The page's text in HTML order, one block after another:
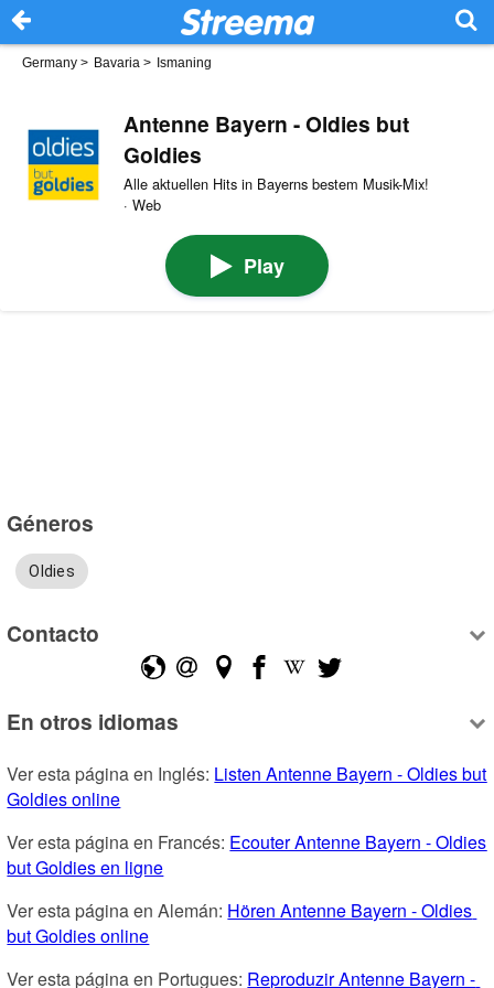
Germany > Bavaria > Ismaning
Antenne Bayern - Oldies but
Goldies
Alle aktuellen Hits in Bayerns bestem Musik-Mix!
· Web
Play
Géneros
Oldies
Contacto
En otros idiomas
Ver esta página en Inglés: Listen Antenne Bayern - Oldies but
Goldies online
Ver esta página en Francés: Ecouter Antenne Bayern - Oldies
but Goldies en ligne
Ver esta página en Alemán: Hören Antenne Bayern - Oldies
but Goldies online
Ver esta página en Portugues: Reproduzir Antenne Bayern -